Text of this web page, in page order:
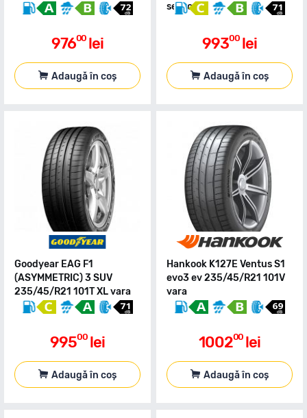
97600 lei
Adaugă în coș
season
99300 lei
Adaugă în coș
Goodyear EAG F1
(ASYMMETRIC) 3 SUV
235/45/R21 101T XL vara
99500 lei
Adaugă în coș
Hankook K127E Ventus S1
evo3 ev 235/45/R21 101V
vara
100200 lei
Adaugă în coș